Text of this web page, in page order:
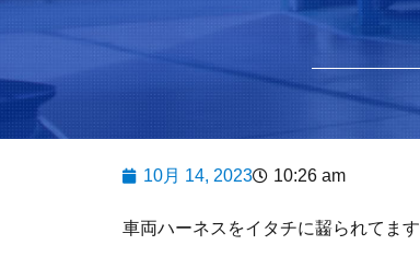
10月 14, 2023 10:26 am
車両ハーネスをイタチに齧られてます